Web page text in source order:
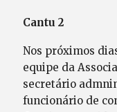
Cantu 2
Nos próximos
equipe da
secretário
funcionário de